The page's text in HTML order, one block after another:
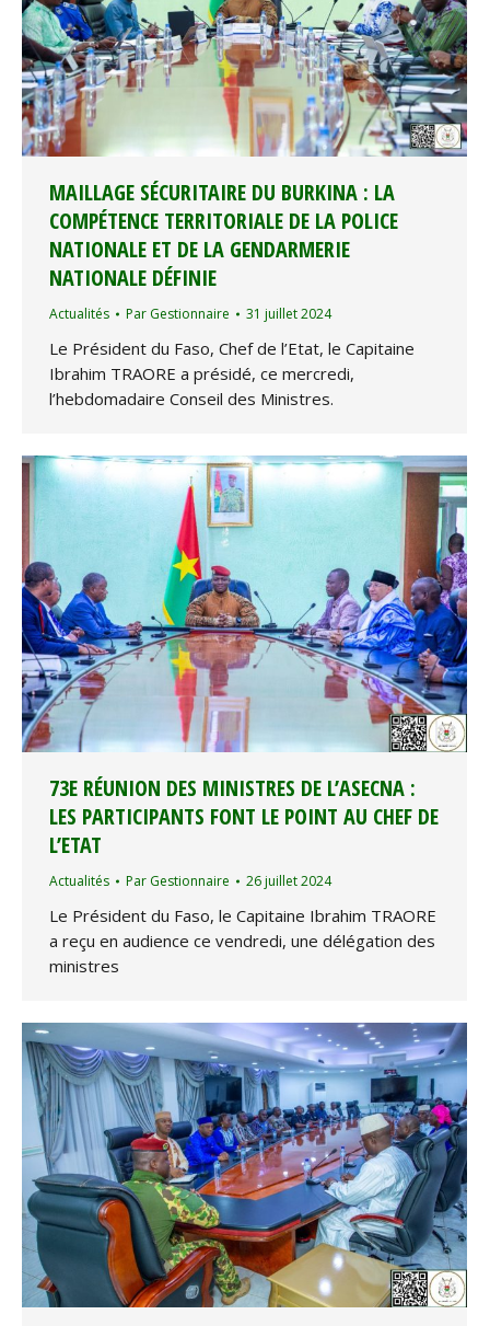
MAILLAGE SÉCURITAIRE DU BURKINA : LA
COMPÉTENCE TERRITORIALE DE LA POLICE
NATIONALE ET DE LA GENDARMERIE
NATIONALE DÉFINIE
Actualités Par Gestionnaire 31 juillet 2024
Le Président du Faso, Chef de l’Etat, le Capitaine
Ibrahim TRAORE a présidé, ce mercredi,
l’hebdomadaire Conseil des Ministres.
73E RÉUNION DES MINISTRES DE L’ASECNA :
LES PARTICIPANTS FONT LE POINT AU CHEF DE
L’ETAT
Actualités Par Gestionnaire 26 juillet 2024
Le Président du Faso, le Capitaine Ibrahim TRAORE
a reçu en audience ce vendredi, une délégation des
ministres